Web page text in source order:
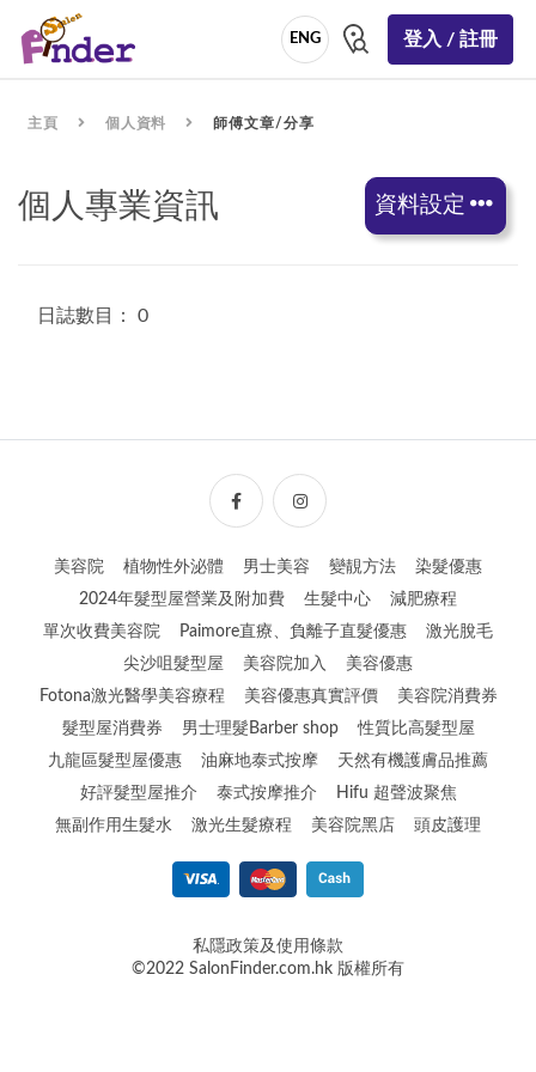
ENG 登入 / 註冊
主頁 個人資料 師傅文章/分享
個人專業資訊 資料設定
日誌數目： 0
美容院 植物性外泌體 男士美容 變靚方法
染髮優惠
2024年髮型屋營業及附加費
生髮中心
減肥療程
單次收費美容院
Paimore直療、負離子直髮優惠
激光脫毛
尖沙咀髮型屋
美容院加入
美容優惠
Fotona激光醫學美容療程
美容優惠真實評價
美容院消費券
髮型屋消費券
男士理髮Barber shop
性質比高髮型屋
九龍區髮型屋優惠
油麻地泰式按摩
天然有機護膚品推薦
好評髮型屋推介
泰式按摩推介
Hifu 超聲波聚焦
無副作用生髮水
激光生髮療程 美容院黑店 頭皮護理
私隱政策及使用條款
©2022 SalonFinder.com.hk 版權所有